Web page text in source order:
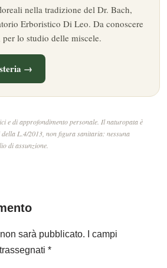
nella tradizione del Dr. Bach,
Erboristico Di Leo. Da conoscere
lo studio delle miscele.
→
e di approfondimento personale. Il naturopata è
della L.4/2013, non figura sanitaria: nessuna
di assunzione.
sarà pubblicato.
I campi
*